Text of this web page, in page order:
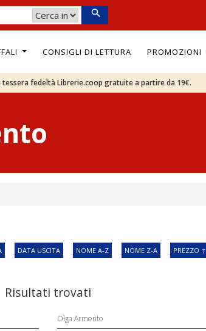
CONSIGLI DI LETTURA PROMOZIONI
fedeltà Librerie.coop gratuite a partire da 19€.
DATA USCITA NOME A-Z NOME Z-A PREZZO ↑
Risultati trovati
Olga Armento